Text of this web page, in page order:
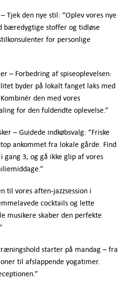
Tjek den nye stil: “Oplev vores nye
bæredygtige stoffer og tidløse
for personlige
– Forbedring af spiseoplevelsen:
byder på lokalt fanget laks med
den med vores
for den fuldendte oplevelse.”
– Guidede indkøbsvalg: “Friske
ankommet fra lokale gårde. Find
gang 3, og gå ikke glip af vores
til vores aften-jazzsession i
cocktails og lette
musikere skaber den perfekte
starter på mandag – fra
til afslappende yogatimer.